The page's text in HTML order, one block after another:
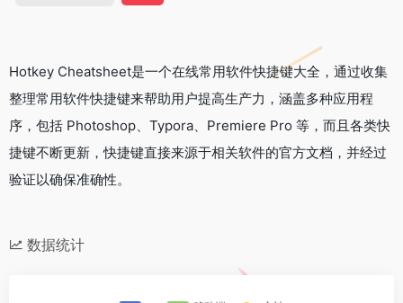
Hotkey Cheatsheet是一个在线常用软件快捷键大全，通过收集
整理常用软件快捷键来帮助用户提高生产力，涵盖多种应用程
序，包括 Photoshop、Typora、Premiere Pro 等，而且各类快
捷键不断更新，快捷键直接来源于相关软件的官方文档，并经过
验证以确保准确性。
数据统计